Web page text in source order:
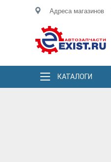
Адреса магазинов
КАТАЛОГИ